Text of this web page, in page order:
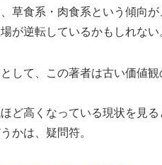
草食系・肉食系という傾向
が逆転しているかもしれない
して、この著者は古い価値
ど高くなっている現状を見
かは、疑問符。